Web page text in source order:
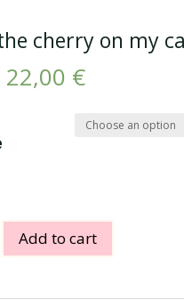
cherry on my
22,00 €
Add to cart